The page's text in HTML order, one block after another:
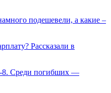
подешевели, а какие –
Рассказали в
8. Среди погибших —